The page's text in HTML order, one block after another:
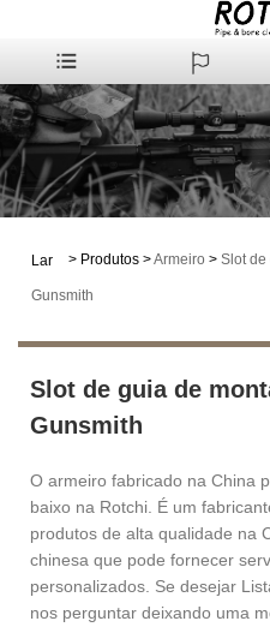
Lar > Produtos >Armeiro > Slot de
Gunsmith
Slot de guia de
Gunsmith
O armeiro fabricado na China
baixo na Rotchi. É um
produtos de alta qualidade na
chinesa que pode fornecer
personalizados. Se desejar
nos perguntar deixando uma